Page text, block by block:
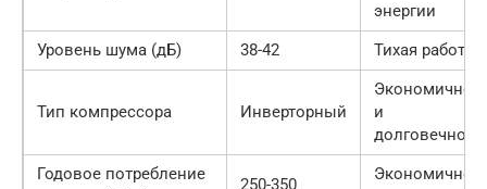
энергии
Уровень шума (дБ)
38-42 Тихая работа
Тип компрессора Инверторный
и
Годовое потребление
250-350